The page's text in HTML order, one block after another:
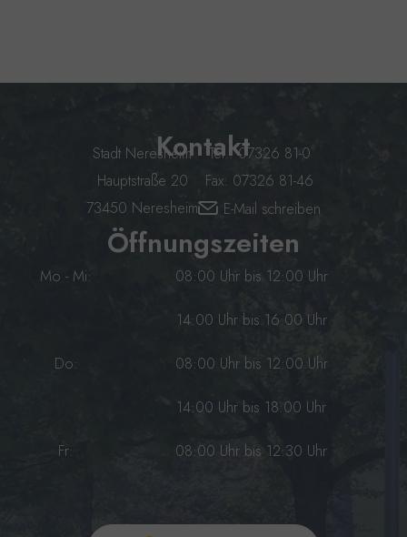
Kontakt
Stadt Neresheim
Hauptstraße 20
73450 Neresheim
Tel.: 07326 81-0
Fax: 07326 81-46
E-Mail schreiben
Öffnungszeiten
Mo - Mi: 08:00 Uhr bis 12:00 Uhr
14:00 Uhr bis 16:00 Uhr
Do: 08:00 Uhr bis 12:00 Uhr
14:00 Uhr bis 18:00 Uhr
Fr: 08:00 Uhr bis 12:30 Uhr